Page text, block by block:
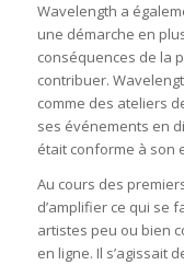
Wavelength a
une démarche en
conséquences de la
contribuer.
comme des ateliers
ses événements en
était conforme à son
Au cours des
d’amplifier ce qui se
artistes peu ou bien
en ligne. Il s’agissait